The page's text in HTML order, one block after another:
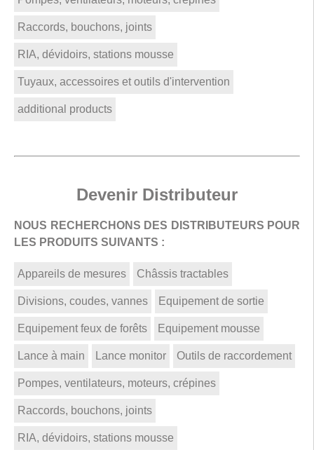
Raccords, bouchons, joints
RIA, dévidoirs, stations mousse
Tuyaux, accessoires et outils d'intervention
additional products
Devenir Distributeur
NOUS RECHERCHONS DES DISTRIBUTEURS POUR
LES PRODUITS SUIVANTS :
Appareils de mesures Châssis tractables
Divisions, coudes, vannes Equipement de sortie
Equipement feux de forêts Equipement mousse
Lance à main Lance monitor Outils de raccordement
Pompes, ventilateurs, moteurs, crépines
Raccords, bouchons, joints
RIA, dévidoirs, stations mousse